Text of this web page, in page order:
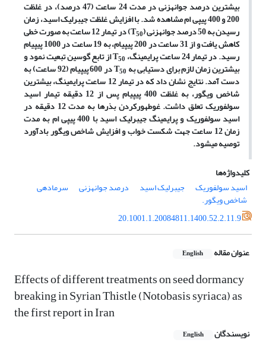
بیشترین درصد جوانه زنی در مدت 24 ساعت (47 درصد)، در غلظت
200 و 400 پی­پی­ ام مشاهده شد. با افزایش غلظت جیبرلیک اسید، زمان
رسیدن به 50 درصد جوانه­زنی ( T50 ) در تیمار 12 ساعت به صورت خطی
کاهش یافت و از 31 ساعت در 200 پی­پی­ام، به 19 ساعت در 1000 پی­پی­ام
رسید.در تیمار 24 ساعت پرایمینگ، T50 از تابع گوسین تبعیت نمود و
بیشترین زمان لازم برای دست­یابی به T50 در 600 پی­پی­ام (92 ساعت) به
دست آمد. نتایج نشان داد که در تیمار 12 ساعت پرایمینگ، بیشترین
شاخص ویگور، به غلظت 400 پی­پی­ام پس از 12 دقیقه تیمار اسید
سولفوریک تعلق داشت. غوطه­ورکردن بذرها به مدت 12 دقیقه در
اسید سولفوریک و پرایمینگ جیبرلیک اسید با 400 پی­پی­ ام به مدت
زمان 12 ساعت جهت شکست خواب و افزایش شاخص ویگور بادآورد
توصیه می­شود.
کلیدواژه‌ها
اسید سولفوریک
جیبرلیک اسید درصد جوانه­زنی سرمادهی
شاخص ویگور.
20.1001.1.20084811.1400.52.2.11.9
عنوان مقاله English
Effects of different treatments on seed dormancy
breaking in Syrian Thistle (Notobasis syriaca) as
the first report in Iran
نویسندگان English